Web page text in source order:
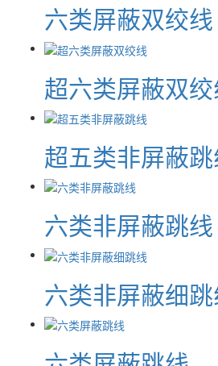
六类屏蔽双绞线
超六类屏蔽双
超五类非屏蔽
六类非屏蔽跳线
六类非屏蔽细